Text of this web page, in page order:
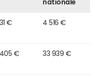
nationale
€ 4 516 €
€ 33 939 €